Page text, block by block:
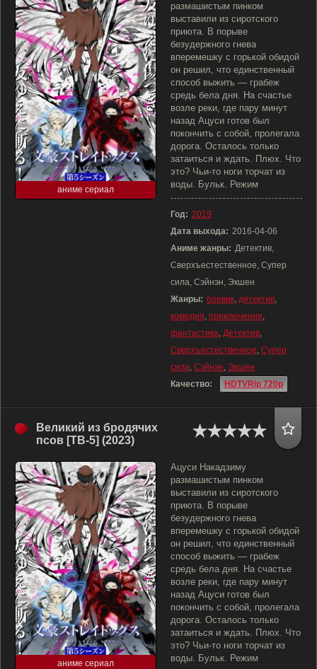
аниме сериал
размашистым пинком
выставили из сиротского
приюта. В порыве
безудержного гнева
вперемешку с горькой обидой
он решил, что единственный
способ выжить — грабеж
средь бела дня. На счастье
возле реки, где пару минут
назад Ацуси готов был
покончить с собой, пролегала
дорога. Осталось только
затаиться и ждать. Плюх. Что
это? Чьи-то ноги торчат из
воды. Бульк. Режим
Год: 2019
Дата выхода: 2016-04-06
Аниме жанры: Детектив,
Сверхъестественное, Супер
сила, Сэйнэн, Экшен
Жанры: боевик, детектив,
комедия, приключения,
фантастика, Детектив,
Сверхъестественное, Супер
сила, Сэйнэн, Экшен
Качество:
HDTVRip 720p
Великий из бродячих
псов [ТВ-5] (2023)
аниме сериал
Ацуси Накадзиму
размашистым пинком
выставили из сиротского
приюта. В порыве
безудержного гнева
вперемешку с горькой обидой
он решил, что единственный
способ выжить — грабеж
средь бела дня. На счастье
возле реки, где пару минут
назад Ацуси готов был
покончить с собой, пролегала
дорога. Осталось только
затаиться и ждать. Плюх. Что
это? Чьи-то ноги торчат из
воды. Бульк. Режим